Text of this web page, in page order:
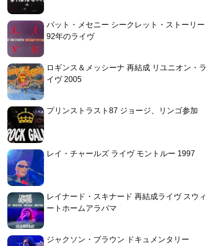
パット・メセニー シークレット・ストーリー
92年のライヴ
ロギンス＆メッシーナ 再結成 リユニオン・ラ
イヴ 2005
プリンストラスト87 ジョージ、リンゴ参加
レイ・チャールズ ライヴ モントルー 1997
レイナード・スキナード 再結成ライヴ スウィ
ートホームアラバマ
ジャクソン・ブラウン ドキュメンタリー